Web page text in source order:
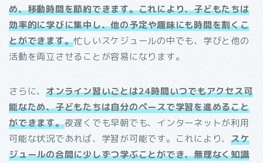
め、移動時間を節約できます。これにより、子どもたちは
効率的に学びに集中し、他の予定や趣味にも時間を割くこ
とができます。忙しいスケジュールの中でも、学びと他の
活動を両立させることが容易になります。
さらに、オンライン習いごとは24時間いつでもアクセス可
能なため、子どもたちは自分のペースで学習を進めること
ができます。夜遅くでも早朝でも、インターネットが利用
可能な状況であれば、学習が可能です。これにより、スケ
ジュールの合間に少しずつ学ぶことができ、無理なく知識